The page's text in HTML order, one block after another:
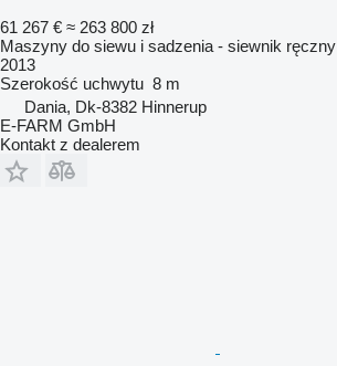
61 267 € ≈ 263 800 zł
Maszyny do siewu i sadzenia - siewnik ręczny
2013
Szerokość uchwytu 8 m
Dania, Dk-8382 Hinnerup
E-FARM GmbH
Kontakt z dealerem